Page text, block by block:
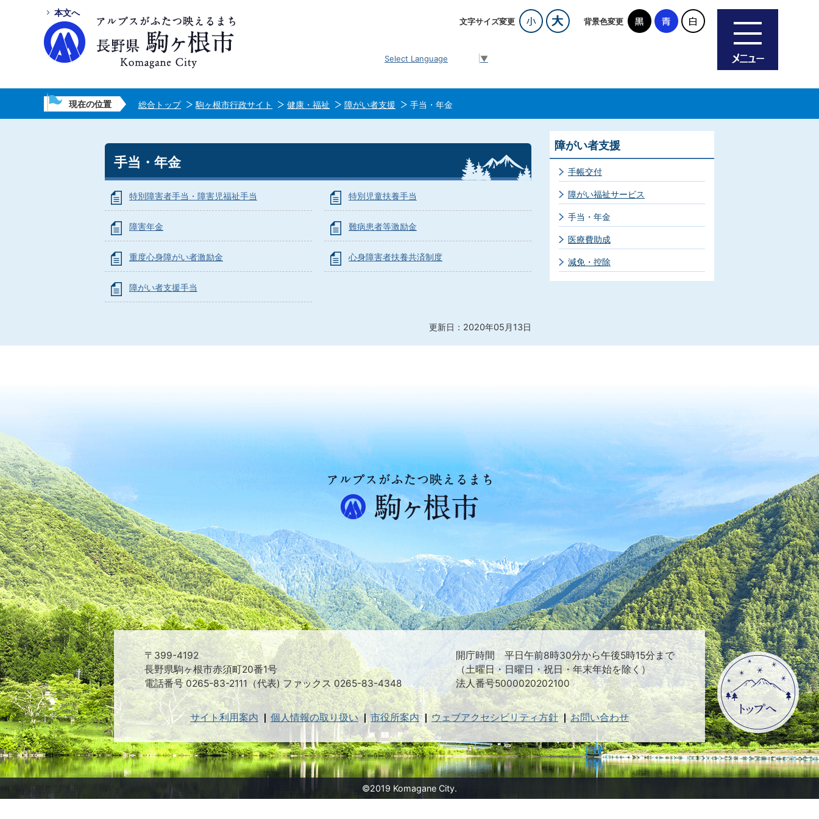
本文へ
文字サイズ変更 背景色変更
Select Language ▼
現在の位置 総合トップ 駒ヶ根市行政サイト 健康・福祉 障がい者支援 手当・年金
手当・年金
特別障害者手当・障害児福祉手当 特別児童扶養手当
障害年金 難病患者等激励金
重度心身障がい者激励金 心身障害者扶養共済制度
障がい者支援手当
更新日：2020年05月13日
障がい者支援
手帳交付
障がい福祉サービス
手当・年金
医療費助成
減免・控除
ア
ル
た
つ
映
え
る
ま
ち
駒
ヶ
根
市
〒399-4192
長野県駒ヶ根市赤須町20番1号
電話番号 0265-83-2111（代表) ファックス 0265-83-4348
開庁時間 平日午前8時30分から午後5時15分まで
（土曜日・日曜日・祝日・年末年始を除く）
法人番号5000020202100
サイト利用案内 個人情報の取り扱い 市役所案内 ウェブアクセシビリティ方針 お問い合わせ
©2019 Komagane City.